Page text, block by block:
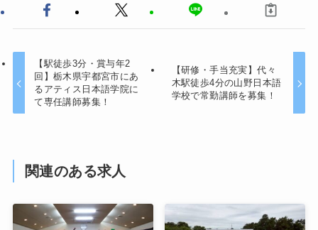
【駅徒歩3分・賞与年2
回】栃木県宇都宮市にあ
るアティス日本語学院に
て専任講師募集！
【研修・手当充実】代々
木駅徒歩4分の山野日本語
学校で常勤講師を募集！
関連のある求人